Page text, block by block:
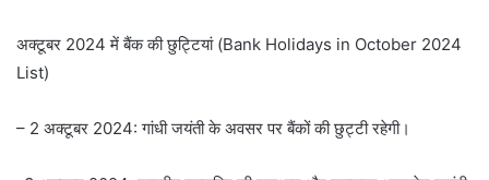
अक्टूबर 2024 में बैंक की छुट्टियां (Bank Holidays in October 2024
List)
– 2 अक्टूबर 2024: गांधी जयंती के अवसर पर बैंकों की छुट्टी रहेगी।